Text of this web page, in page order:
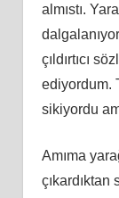
almıstı.
çıldırtıcı
ediyordum.
sikiyordu
Amıma